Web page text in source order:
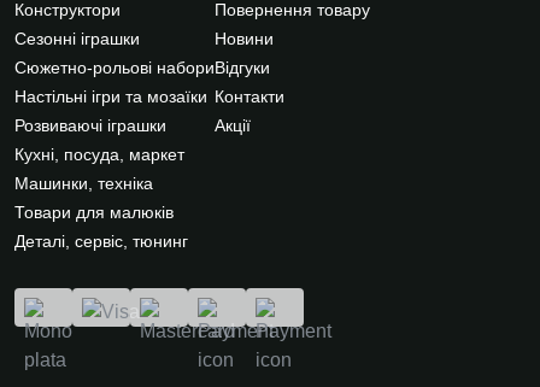
Конструктори
Сезонні іграшки
Сюжетно-рольові набори
Настільні ігри та мозаїки
Розвиваючі іграшки
Кухні, посуда, маркет
Машинки, техніка
Товари для малюків
Деталі, сервіс, тюнинг
Повернення товару
Новини
Відгуки
Контакти
Акції